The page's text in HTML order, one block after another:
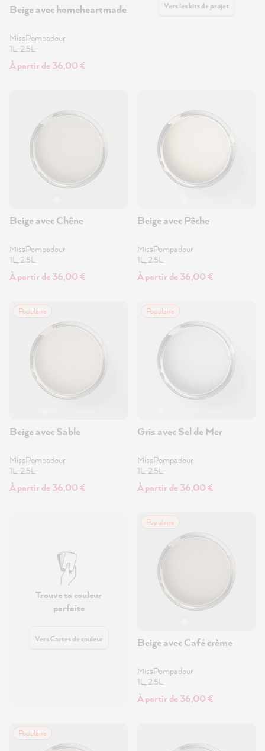
Beige avec homeheartmade
MissPompadour
1L, 2.5L
À partir de 36,00 €
Vers les kits de projet
Beige avec Chêne
MissPompadour
1L, 2.5L
À partir de 36,00 €
Beige avec Pêche
MissPompadour
1L, 2.5L
À partir de 36,00 €
Populaire
Beige avec Sable
MissPompadour
1L, 2.5L
À partir de 36,00 €
Populaire
Gris avec Sel de Mer
MissPompadour
1L, 2.5L
À partir de 36,00 €
Trouve ta couleur
parfaite
Vers Cartes de couleur
Populaire
Beige avec Café crème
MissPompadour
1L, 2.5L
À partir de 36,00 €
Populaire